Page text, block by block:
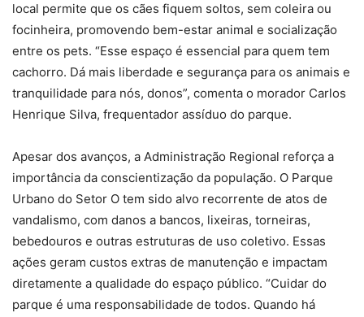
local permite que os cães fiquem soltos, sem coleira ou
focinheira, promovendo bem-estar animal e socialização
entre os pets. “Esse espaço é essencial para quem tem
cachorro. Dá mais liberdade e segurança para os animais e
tranquilidade para nós, donos”, comenta o morador Carlos
Henrique Silva, frequentador assíduo do parque.
Apesar dos avanços, a Administração Regional reforça a
importância da conscientização da população. O Parque
Urbano do Setor O tem sido alvo recorrente de atos de
vandalismo, com danos a bancos, lixeiras, torneiras,
bebedouros e outras estruturas de uso coletivo. Essas
ações geram custos extras de manutenção e impactam
diretamente a qualidade do espaço público. “Cuidar do
parque é uma responsabilidade de todos. Quando há